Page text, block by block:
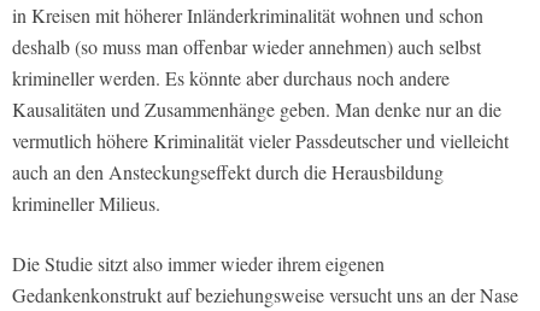
in Kreisen mit höherer Inländerkriminalität wohnen und schon
deshalb (so muss man offenbar wieder annehmen) auch selbst
krimineller werden. Es könnte aber durchaus noch andere
Kausalitäten und Zusammenhänge geben. Man denke nur an die
vermutlich höhere Kriminalität vieler Passdeutscher und vielleicht
auch an den Ansteckungseffekt durch die Herausbildung
krimineller Milieus.
Die Studie sitzt also immer wieder ihrem eigenen
Gedankenkonstrukt auf beziehungsweise versucht uns an der Nase